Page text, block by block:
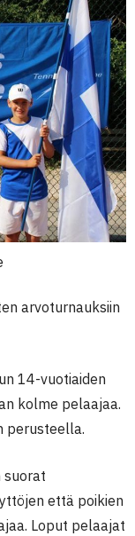
arvoturnauksiin
14-vuotiaiden
kolme pelaajaa.
perusteella.
suorat
että poikien
Loput pelaajat